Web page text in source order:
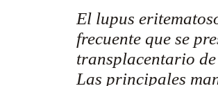
El lupus
frecuente que se
transplacentario de
Las principales